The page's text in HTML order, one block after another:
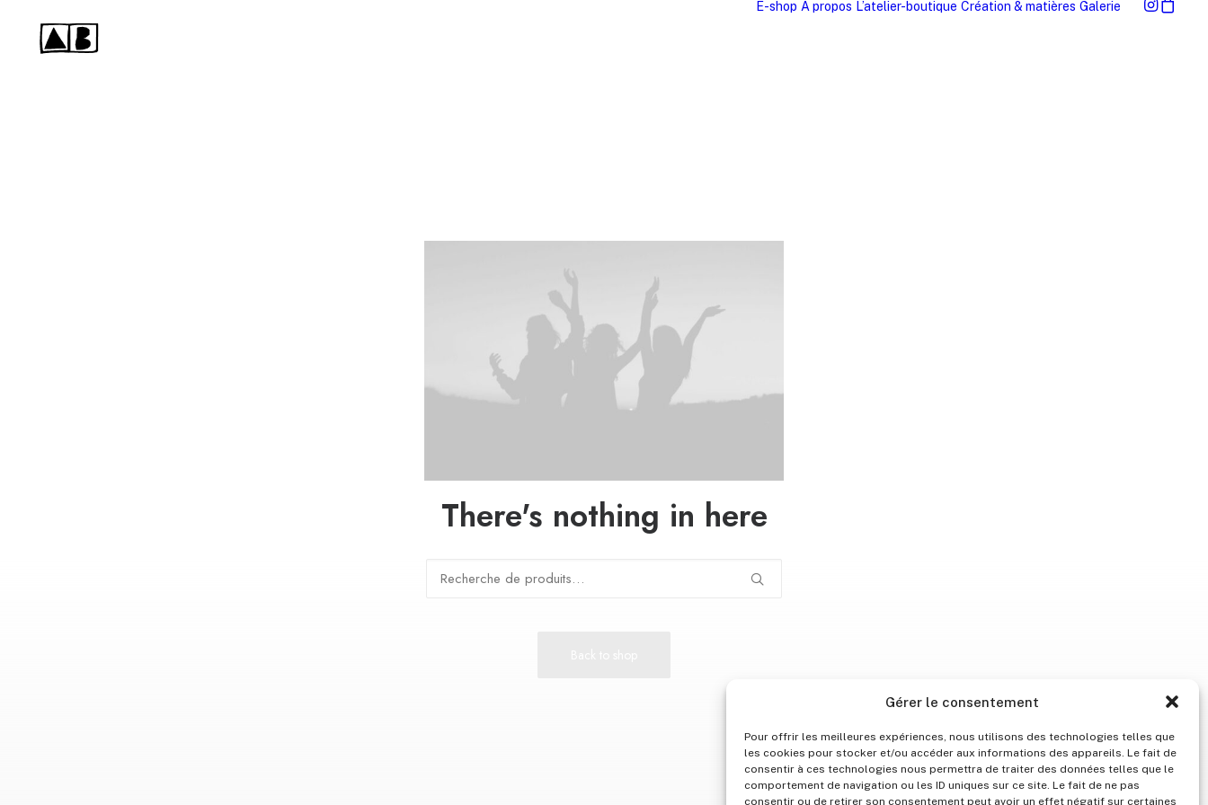
Gérer le consentement
Pour offrir les meilleures expériences, nous utilisons des technologies telles que
les cookies pour stocker et/ou accéder aux informations des appareils. Le fait de
consentir à ces technologies nous permettra de traiter des données telles que le
comportement de navigation ou les ID uniques sur ce site. Le fait de ne pas
consentir ou de retirer son consentement peut avoir un effet négatif sur certaines
E-shop À propos L’atelier-boutique Création & matières Galerie
There's nothing in here
Recherche